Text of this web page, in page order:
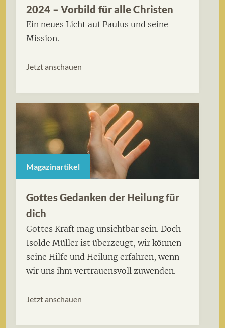
2024 – Vorbild für alle Christen
Ein neues Licht auf Paulus und seine
Mission.
Jetzt anschauen
Magazinartikel
Gottes Gedanken der Heilung für
dich
Gottes Kraft mag unsichtbar sein. Doch
Isolde Müller ist überzeugt, wir können
seine Hilfe und Heilung erfahren, wenn
wir uns ihm vertrauensvoll zuwenden.
Jetzt anschauen